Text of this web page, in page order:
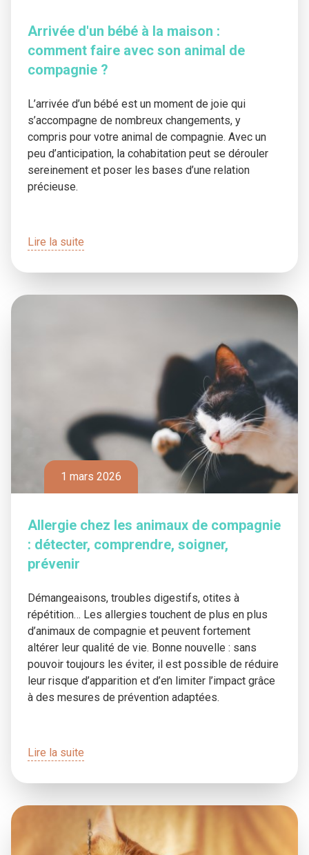
Arrivée d'un bébé à la maison :
comment faire avec son animal de
compagnie ?
L’arrivée d’un bébé est un moment de joie qui
s’accompagne de nombreux changements, y
compris pour votre animal de compagnie. Avec un
peu d’anticipation, la cohabitation peut se dérouler
sereinement et poser les bases d’une relation
précieuse.
Lire la suite
1 mars 2026
Allergie chez les animaux de compagnie
: détecter, comprendre, soigner,
prévenir
Démangeaisons, troubles digestifs, otites à
répétition… Les allergies touchent de plus en plus
d’animaux de compagnie et peuvent fortement
altérer leur qualité de vie. Bonne nouvelle : sans
pouvoir toujours les éviter, il est possible de réduire
leur risque d’apparition et d’en limiter l’impact grâce
à des mesures de prévention adaptées.
Lire la suite